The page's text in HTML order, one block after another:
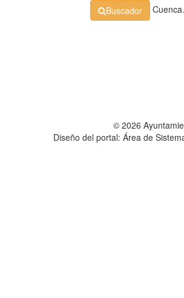
Buscador
© 2026
Diseño del portal: Área de